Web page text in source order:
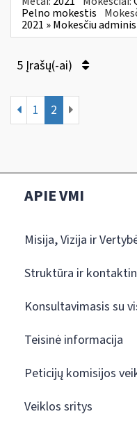
Pelno mokestis
2021 » Mokesčiu
5 Įrašų(-ai)
1 2
APIE VMI
Misija, Vizija ir
Struktūra ir
Konsultavimasis su
Teisinė informacija
Peticijų komisijos
Veiklos sritys